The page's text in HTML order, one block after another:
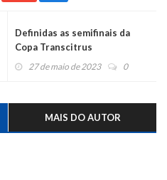
Definidas as semifinais da
Copa Transcitrus
27 de maio de 2023 0
MAIS DO AUTOR